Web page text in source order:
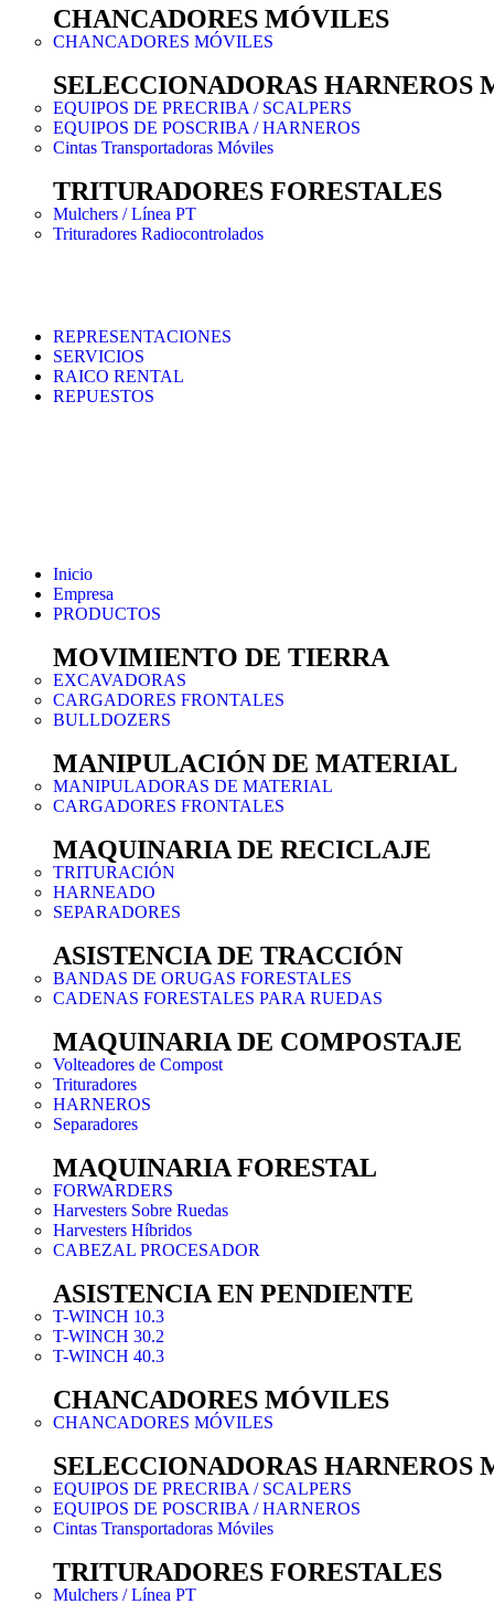
CHANCADORES MÓVILES
CHANCADORES MÓVILES
SELECCIONADORAS HARNEROS
EQUIPOS DE PRECRIBA / SCALPERS
EQUIPOS DE POSCRIBA / HARNEROS
Cintas Transportadoras Móviles
TRITURADORES FORESTALES
Mulchers / Línea PT
Trituradores Radiocontrolados
REPRESENTACIONES
SERVICIOS
RAICO RENTAL
REPUESTOS
Inicio
Empresa
PRODUCTOS
MOVIMIENTO DE TIERRA
EXCAVADORAS
CARGADORES FRONTALES
BULLDOZERS
MANIPULACIÓN DE MATERIAL
MANIPULADORAS DE MATERIAL
CARGADORES FRONTALES
MAQUINARIA DE RECICLAJE
TRITURACIÓN
HARNEADO
SEPARADORES
ASISTENCIA DE TRACCIÓN
BANDAS DE ORUGAS FORESTALES
CADENAS FORESTALES PARA RUEDAS
MAQUINARIA DE COMPOSTAJE
Volteadores de Compost
Trituradores
HARNEROS
Separadores
MAQUINARIA FORESTAL
FORWARDERS
Harvesters Sobre Ruedas
Harvesters Híbridos
CABEZAL PROCESADOR
ASISTENCIA EN PENDIENTE
T-WINCH 10.3
T-WINCH 30.2
T-WINCH 40.3
CHANCADORES MÓVILES
CHANCADORES MÓVILES
SELECCIONADORAS HARNEROS
EQUIPOS DE PRECRIBA / SCALPERS
EQUIPOS DE POSCRIBA / HARNEROS
Cintas Transportadoras Móviles
TRITURADORES FORESTALES
Mulchers / Línea PT